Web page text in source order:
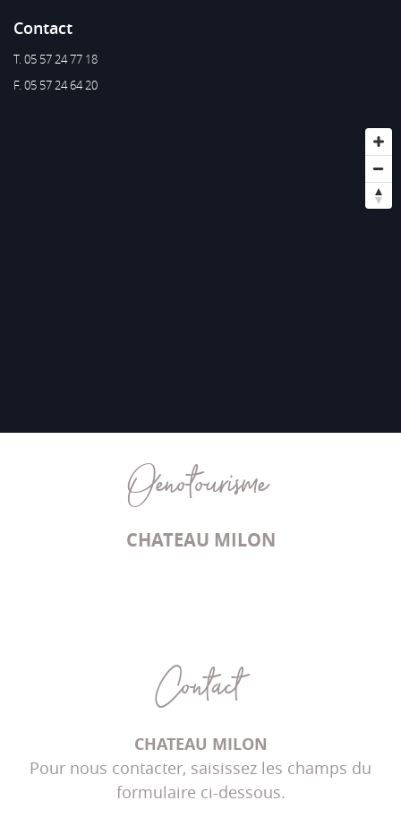
Contact
T. 05 57 24 77 18
F. 05 57 24 64 20
Oenotourisme
CHATEAU MILON
Contact
CHATEAU MILON
Pour nous contacter, saisissez les champs du
formulaire ci-dessous.